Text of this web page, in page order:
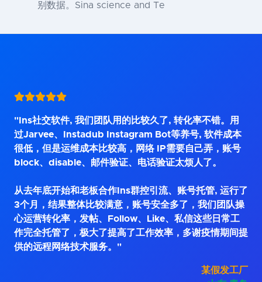
别数据。Sina science and Te
"Ins社交软件, 我们团队用的比较久了, 转化率不错。用
过Jarvee、Instadub Instagram Bot等养号, 软件成本
很低，但是运维成本比较高，网络 IP需要自己弄，账号
block、disable、邮件验证、电话验证太烦人了。
从去年底开始和老板合作Ins群控引流、账号托管, 运行了
3个月，结果整体比较满意，账号安全多了，我们团队操
心运营转化率，发帖、Follow、Like、私信这些日常工
作完全托管了，极大了提高了工作效率，多谢疫情期间提
供的远程网络技术服务。"
某假发工厂